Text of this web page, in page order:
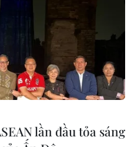
lần đầu tỏa sáng